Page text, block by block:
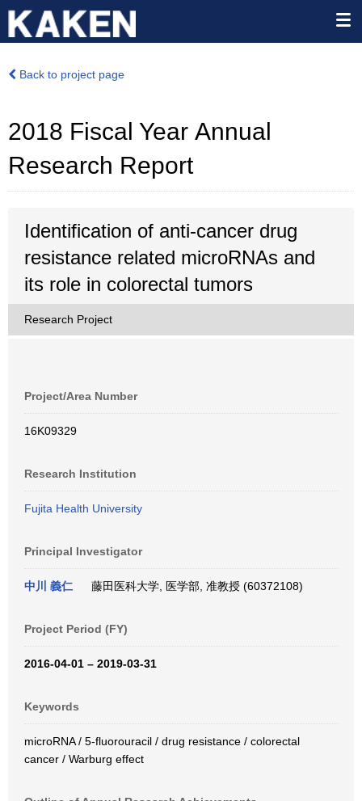
Back to project page
2018 Fiscal Year Annual
Research Report
Identification of anti-cancer drug
resistance related microRNAs and
its role in colorectal tumors
Research Project
Project/Area Number
16K09329
Research Institution
Fujita Health University
Principal Investigator
中川 義仁 藤田医科大学, 医学部, 准教授 (60372108)
Project Period (FY)
2016-04-01 – 2019-03-31
Keywords
microRNA / 5-fluorouracil / drug resistance / colorectal
cancer / Warburg effect